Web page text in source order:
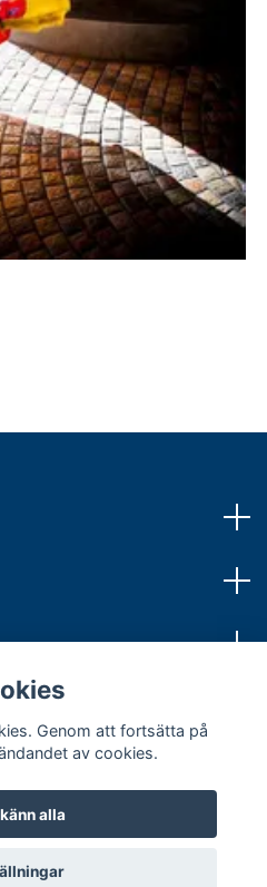
Galleri Blå
Genom att fortsätta på
av cookies.
alla